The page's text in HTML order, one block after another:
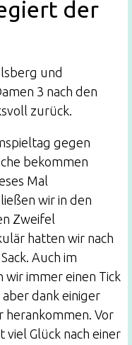
der
und
3 nach den
zurück.
gegen
bekommen
Mal
wir in den
Zweifel
hatten wir nach
Auch im
immer einen Tick
dank einiger
Vor
viel Glück nach einer